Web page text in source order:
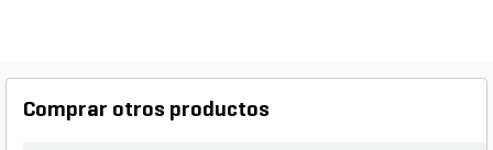
Comprar otros productos